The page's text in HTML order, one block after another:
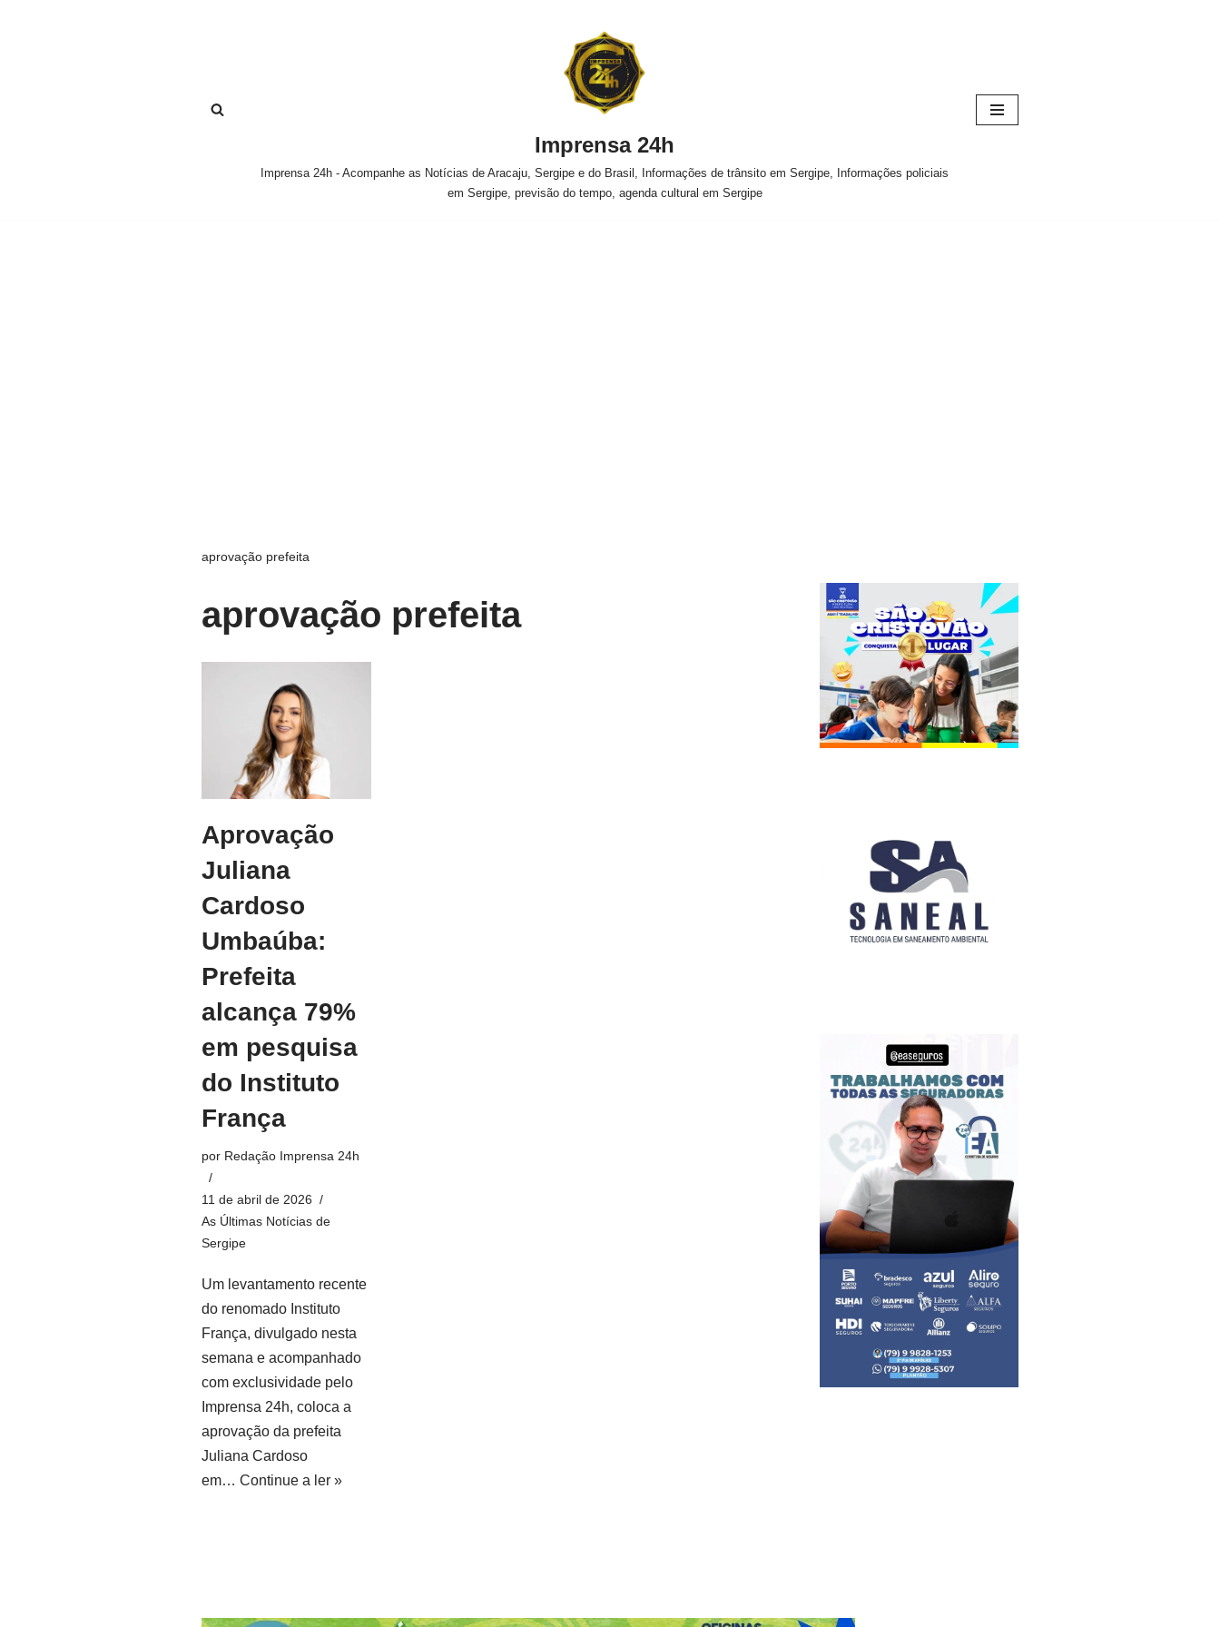
Imprensa 24h
Imprensa 24h - Acompanhe as Notícias de Aracaju, Sergipe e do Brasil, Informações de trânsito em Sergipe, Informações policiais
em Sergipe, previsão do tempo, agenda cultural em Sergipe
aprovação prefeita
aprovação prefeita
Aprovação
Juliana
Cardoso
Umbaúba:
Prefeita
alcança 79%
em pesquisa
do Instituto
França
por Redação Imprensa 24h
11 de abril de 2026
As Últimas Notícias de
Sergipe
Um levantamento recente
do renomado Instituto
França, divulgado nesta
semana e acompanhado
com exclusividade pelo
Imprensa 24h, coloca a
aprovação da prefeita
Juliana Cardoso
em… Continue a ler »